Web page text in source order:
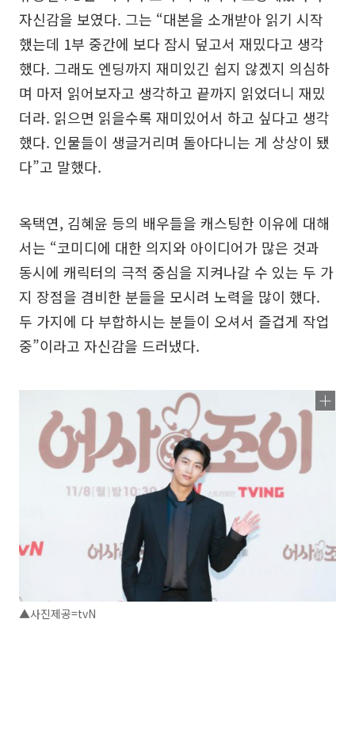
자신감을 보였다. 그는 “대본을 소개받아 읽기 시작
했는데 1부 중간에 보다 잠시 덮고서 재밌다고 생각
했다. 그래도 엔딩까지 재미있긴 쉽지 않겠지 의심하
며 마저 읽어보자고 생각하고 끝까지 읽었더니 재밌
더라. 읽으면 읽을수록 재미있어서 하고 싶다고 생각
했다. 인물들이 생글거리며 돌아다니는 게 상상이 됐
다”고 말했다.
옥택연, 김혜윤 등의 배우들을 캐스팅한 이유에 대해
서는 “코미디에 대한 의지와 아이디어가 많은 것과
동시에 캐릭터의 극적 중심을 지켜나갈 수 있는 두 가
지 장점을 겸비한 분들을 모시려 노력을 많이 했다.
두 가지에 다 부합하시는 분들이 오셔서 즐겁게 작업
중”이라고 자신감을 드러냈다.
▲사진제공=tvN